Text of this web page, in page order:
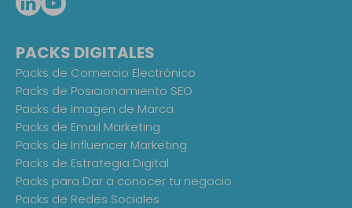
PACKS DIGITALES
Packs de Comercio Electrónico
Packs de Posicionamiento SEO
Packs de Imagen de Marca
Packs de Email Marketing
Packs de Influencer Marketing
Packs de Estrategia Digital
Packs para Dar a conocer tu negocio
Packs de Redes Sociales